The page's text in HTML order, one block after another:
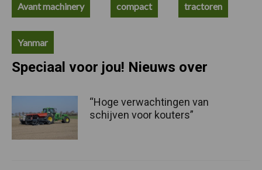
Avant machinery compact tractoren
Yanmar
Speciaal voor jou! Nieuws over
“Hoge verwachtingen van
schijven voor kouters”